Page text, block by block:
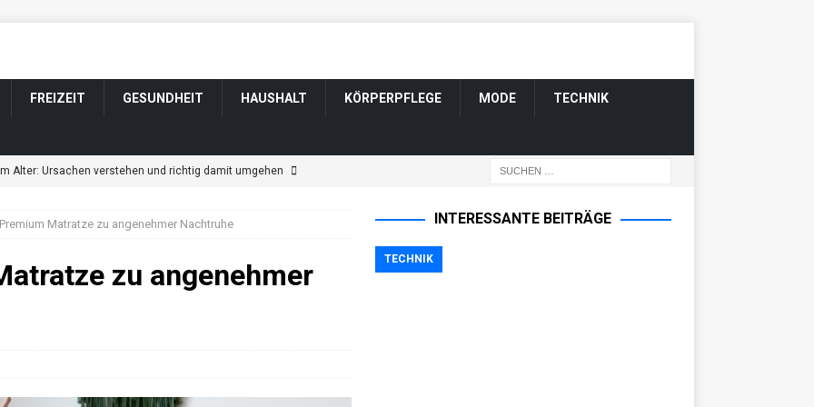
FREIZEIT GESUNDHEIT HAUSHALT KÖRPERPFLEGE MODE TECHNIK
Alter: Ursachen verstehen und richtig damit umgehen
im Alter: Welche harmlos sind und wann Sie zum Arzt sollten
bei Parkinson: Wenn sich Wesen und Gefühle
Matratze zu angenehmer Nachtruhe
zu angenehmer
INTERESSANTE BEITRÄGE
TECHNIK